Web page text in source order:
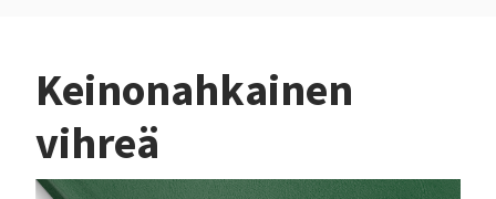
Keinonahkainen
vihreä